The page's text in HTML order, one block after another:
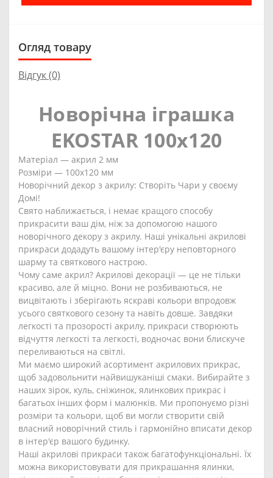
Огляд товару
Відгук (0)
Новорічна іграшка
EKOSTAR 100х120
Матеріал — акрил 2 мм
Розміри — 100х120 мм
Новорічний декор з акрилу: Створіть Чари у своєму
Домі!
Свято наближається, і немає кращого способу
прикрасити ваш дім, ніж за допомогою нашого
новорічного декору з акрилу. Наші унікальні акрилові
прикраси додадуть вашому інтер'єру неповторного
шарму та святкового настрою.
Чому саме акрил? Акрилові декорації — це не тільки
красиво, але й міцно. Вони не розбиваються, не
вицвітають і зберігають яскраві кольори впродовж
усього святкового сезону та навіть довше. Завдяки
легкості та прозорості акрилу, прикраси створюють
відчуття легкості та легкості, водночас вони блискуче
переливаються на світлі.
Ми маємо широкий асортимент акрилових прикрас,
щоб задовольнити найвишуканіші смаки. Вибирайте з
наших зірок, куль, сніжинок, ялинкових прикрас і
багатьох інших форм і малюнків. Ми пропонуємо різні
розміри та кольори, щоб ви могли створити свій
власний новорічний стиль і гармонійно вписати декор
в інтер'єр вашого будинку.
Наші акрилові прикраси також багатофункціональні. Їх
можна використовувати для прикрашання ялинки,